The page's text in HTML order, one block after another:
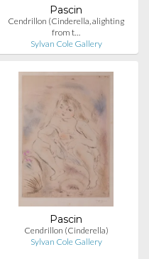
Pascin
Cendrillon (Cinderella, alighting
from t…
Sylvan Cole Gallery
Pascin
Cendrillon (Cinderella)
Sylvan Cole Gallery